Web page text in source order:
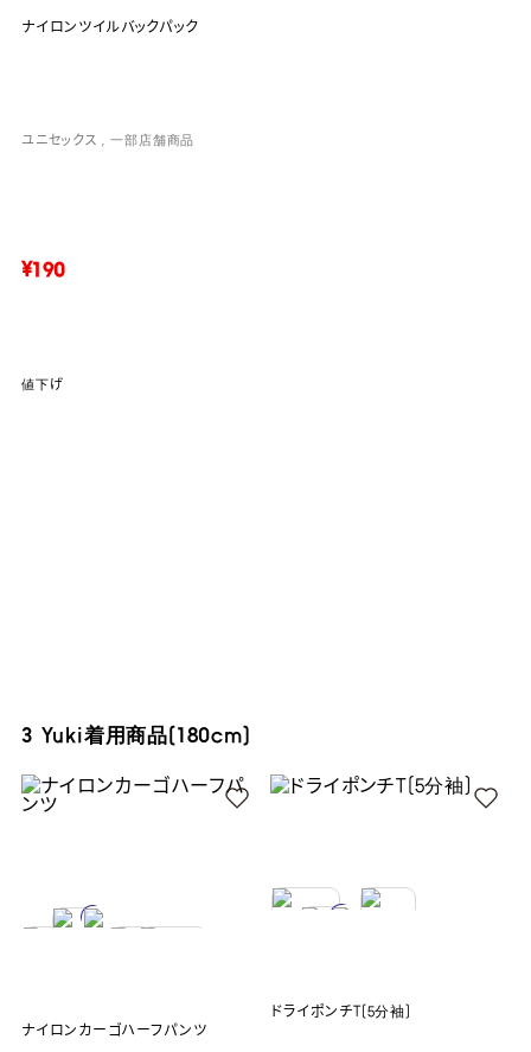
ナイロンツイルバックパック
ユニセックス 一部店舗商品
¥190
値下げ
3 Yuki着用商品(180cm)
ナイロンカーゴハーフパンツ
ドライポンチT(5分袖)